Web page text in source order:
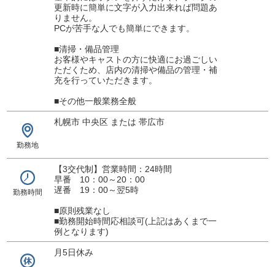
更新時に簡単に文字が入力出来れば問題あ
りません。
PCが苦手な人でも簡単にできます。
■清掃・備品管理
お客様やキャストの方に快適にお過ごしい
ただくため、店内の清掃や備品の管理・補
充を行っていただきます。
■その他一般業務全般
勤務地
札幌市 中央区 または 帯広市
勤務時間
【3交代制】営業時間：24時間
早番 10：00～20：00
遅番 19：00～翌5時
■原則残業なし
■勤務開始時間応相談可(上記はあくまで一
例となります)
月5日休み